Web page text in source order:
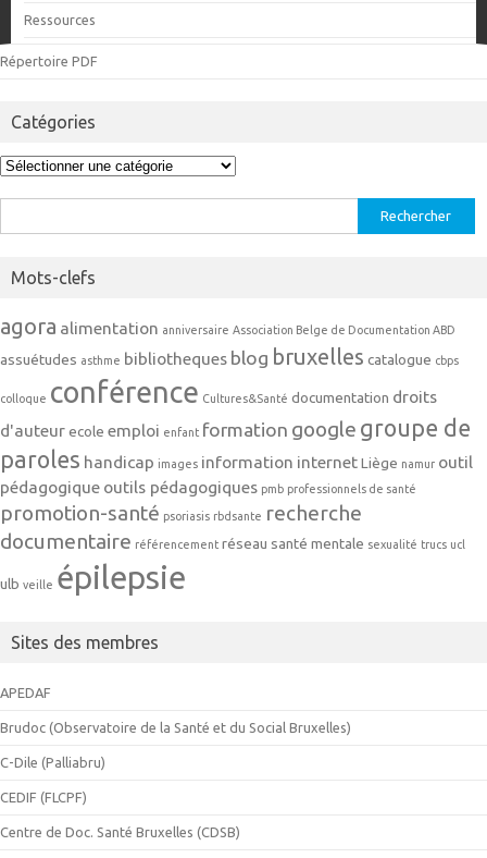
Ressources
Répertoire PDF
Catégories
Catégories
Mots-clefs
agora alimentation anniversaire Association Belge de Documentation ABD
assuétudes asthme bibliotheques blog bruxelles catalogue cbps
colloque conférence Cultures&Santé documentation droits
d'auteur ecole emploi enfant formation google groupe de
paroles handicap images information internet Liège namur outil
pédagogique outils pédagogiques pmb professionnels de santé
promotion-santé psoriasis rbdsante recherche
documentaire référencement réseau santé mentale sexualité trucs ucl
ulb veille épilepsie
Sites des membres
APEDAF
Brudoc (Observatoire de la Santé et du Social Bruxelles)
C-Dile (Palliabru)
CEDIF (FLCPF)
Centre de Doc. Santé Bruxelles (CDSB)